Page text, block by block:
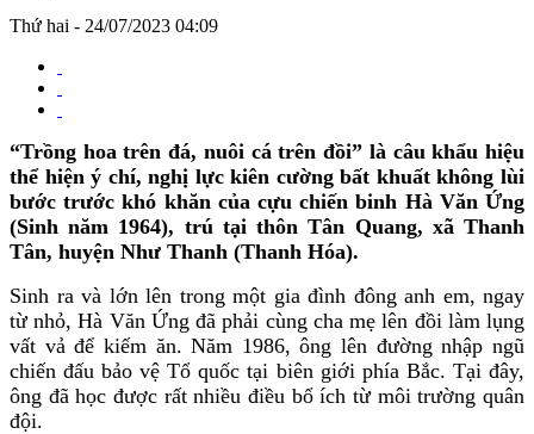
Thứ hai - 24/07/2023 04:09
“Trồng hoa trên đá, nuôi cá trên đồi” là câu khẩu hiệu
thể hiện ý chí, nghị lực kiên cường bất khuất không lùi
bước trước khó khăn của cựu chiến binh Hà Văn Ứng
(Sinh năm 1964), trú tại thôn Tân Quang, xã Thanh
Tân, huyện Như Thanh (Thanh Hóa).
Sinh ra và lớn lên trong một gia đình đông anh em, ngay
từ nhỏ, Hà Văn Ứng đã phải cùng cha mẹ lên đồi làm lụng
vất vả để kiếm ăn. Năm 1986, ông lên đường nhập ngũ
chiến đấu bảo vệ Tổ quốc tại biên giới phía Bắc. Tại đây,
ông đã học được rất nhiều điều bổ ích từ môi trường quân
đội.